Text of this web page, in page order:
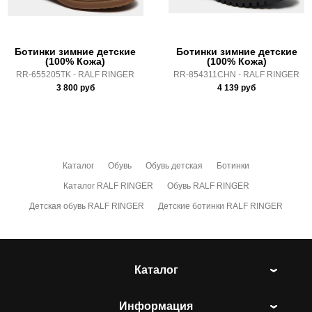
Линейка:Weekend
Срок отгрузки:5-8 рабочих дней
Ботинки зимние детские
(100% Кожа)
RR-655205TK - RALF RINGER
3 800руб
Ботинки зимние детские
(100% Кожа)
RR-854311CHN - RALF RINGER
4 139 руб
Каталог Обувь Обувь детская Ботинки
Каталог RALF RINGER Обувь RALF RINGER
Детская обувь RALF RINGER Детские ботинки RALF RINGER
Каталог
Информация